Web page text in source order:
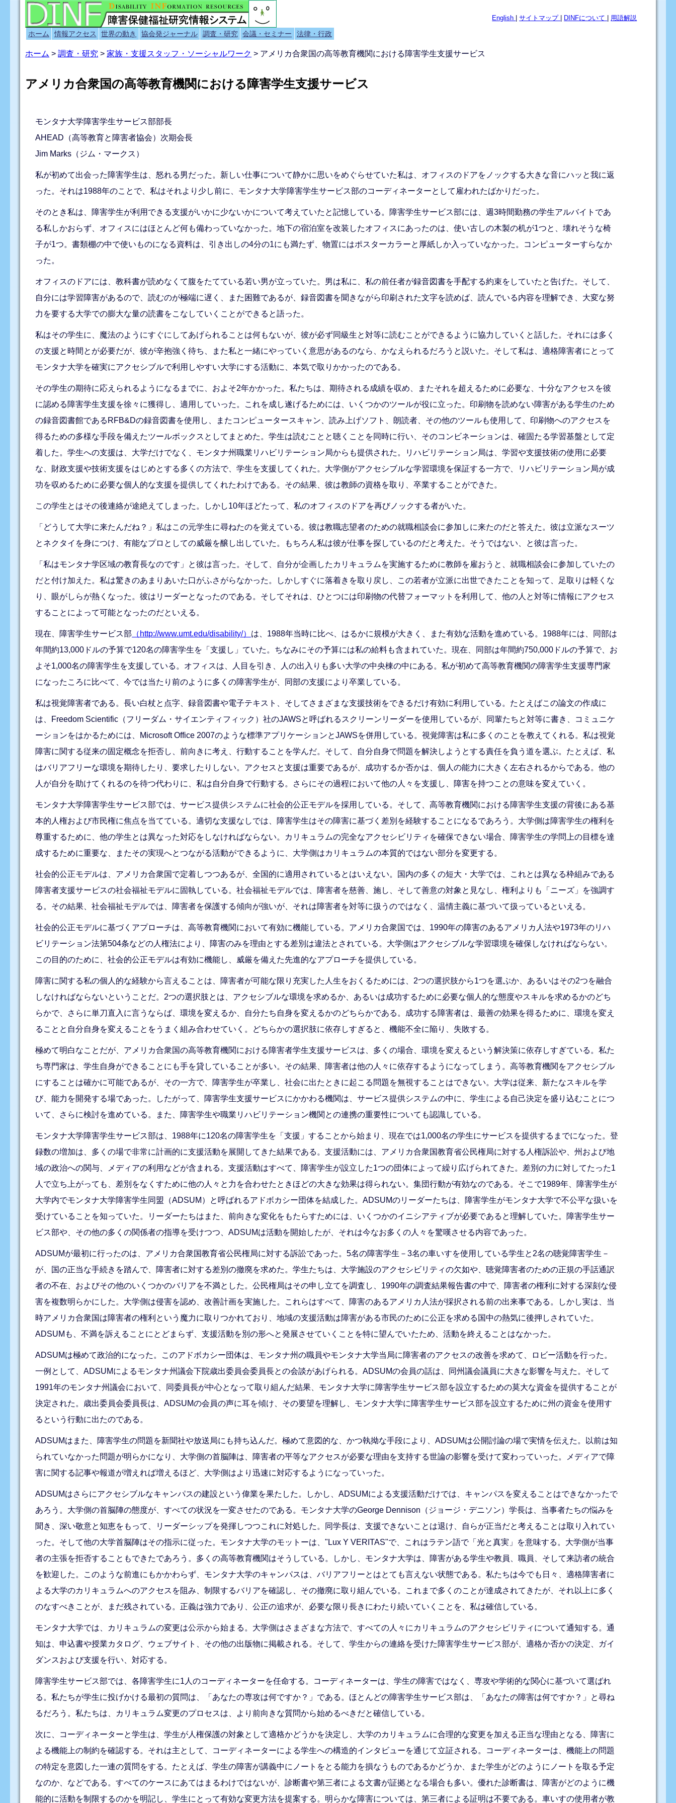
English |サイトマップ DINFについて 用語解説
ホーム 情報アクセス 世界の動き 協会発ジャーナル 調査・研究 会議・セミナー 法律・行政
ホーム >調査・研究 >家族・支援スタッフ・ソーシャルワーク > アメリカ合衆国の高等教育機関における障害学生支援サービス
アメリカ合衆国の高等教育機関における障害学生支援サービス
モンタナ大学障害学生サービス部部長
AHEAD（高等教育と障害者協会）次期会長
Jim Marks（ジム・マークス）
私が初めて出会った障害学生は、怒れる男だった。新しい仕事について静かに思いをめぐらせていた私は、オフィスのドアをノックする大きな音にハッと我に返
った。それは1988年のことで、私はそれより少し前に、モンタナ大学障害学生サービス部のコーディネーターとして雇われたばかりだった。
そのとき私は、障害学生が利用できる支援がいかに少ないかについて考えていたと記憶している。障害学生サービス部には、週3時間勤務の学生アルバイトであ
る私しかおらず、オフィスにはほとんど何も備わっていなかった。地下の宿泊室を改装したオフィスにあったのは、使い古しの木製の机が1つと、壊れそうな椅
子が1つ。書類棚の中で使いものになる資料は、引き出しの4分の1にも満たず、物置にはポスターカラーと厚紙しか入っていなかった。コンピューターすらなか
った。
オフィスのドアには、教科書が読めなくて腹をたてている若い男が立っていた。男は私に、私の前任者が録音図書を手配する約束をしていたと告げた。そして、
自分には学習障害があるので、読むのが極端に遅く、また困難であるが、録音図書を聞きながら印刷された文字を読めば、読んでいる内容を理解でき、大変な努
力を要する大学での膨大な量の読書をこなしていくことができると語った。
私はその学生に、魔法のようにすぐにしてあげられることは何もないが、彼が必ず同級生と対等に読むことができるように協力していくと話した。それには多く
の支援と時間とが必要だが、彼が辛抱強く待ち、また私と一緒にやっていく意思があるのなら、かなえられるだろうと説いた。そして私は、適格障害者にとって
モンタナ大学を確実にアクセシブルで利用しやすい大学にする活動に、本気で取りかかったのである。
その学生の期待に応えられるようになるまでに、およそ2年かかった。私たちは、期待される成績を収め、またそれを超えるために必要な、十分なアクセスを彼
に認める障害学生支援を徐々に獲得し、適用していった。これを成し遂げるためには、いくつかのツールが役に立った。印刷物を読めない障害がある学生のため
の録音図書館であるRFB&Dの録音図書を使用し、またコンピュータースキャン、読み上げソフト、朗読者、その他のツールも使用して、印刷物へのアクセスを
得るための多様な手段を備えたツールボックスとしてまとめた。学生は読むことと聴くことを同時に行い、そのコンビネーションは、確固たる学習基盤として定
着した。学生への支援は、大学だけでなく、モンタナ州職業リハビリテーション局からも提供された。リハビリテーション局は、学習や支援技術の使用に必要
な、財政支援や技術支援をはじめとする多くの方法で、学生を支援してくれた。大学側がアクセシブルな学習環境を保証する一方で、リハビリテーション局が成
功を収めるために必要な個人的な支援を提供してくれたわけである。その結果、彼は教師の資格を取り、卒業することができた。
この学生とはその後連絡が途絶えてしまった。しかし10年ほどたって、私のオフィスのドアを再びノックする者がいた。
「どうして大学に来たんだね？」私はこの元学生に尋ねたのを覚えている。彼は教職志望者のための就職相談会に参加しに来たのだと答えた。彼は立派なスーツ
とネクタイを身につけ、有能なプロとしての威厳を醸し出していた。もちろん私は彼が仕事を探しているのだと考えた。そうではない、と彼は言った。
「私はモンタナ学区域の教育長なのです」と彼は言った。そして、自分が企画したカリキュラムを実施するために教師を雇おうと、就職相談会に参加していたの
だと付け加えた。私は驚きのあまりあいた口がふさがらなかった。しかしすぐに落着きを取り戻し、この若者が立派に出世できたことを知って、足取りは軽くな
り、眼がしらが熱くなった。彼はリーダーとなったのである。そしてそれは、ひとつには印刷物の代替フォーマットを利用して、他の人と対等に情報にアクセス
することによって可能となったのだといえる。
現在、障害学生サービス部 （http://www.umt.edu/disability/） は、1988年当時に比べ、はるかに規模が大きく、また有効な活動を進めている。1988年には、同部は
年間約13,000ドルの予算で120名の障害学生を「支援し」ていた。ちなみにその予算には私の給料も含まれていた。現在、同部は年間約750,000ドルの予算で、お
よそ1,000名の障害学生を支援している。オフィスは、人目を引き、人の出入りも多い大学の中央棟の中にある。私が初めて高等教育機関の障害学生支援専門家
になったころに比べて、今では当たり前のように多くの障害学生が、同部の支援により卒業している。
私は視覚障害者である。長い白杖と点字、録音図書や電子テキスト、そしてさまざまな支援技術をできるだけ有効に利用している。たとえばこの論文の作成に
は、Freedom Scientific（フリーダム・サイエンティフィック）社のJAWSと呼ばれるスクリーンリーダーを使用しているが、同輩たちと対等に書き、コミュニケ
ーションをはかるためには、Microsoft Office 2007のような標準アプリケーションとJAWSを併用している。視覚障害は私に多くのことを教えてくれる。私は視覚
障害に関する従来の固定概念を拒否し、前向きに考え、行動することを学んだ。そして、自分自身で問題を解決しようとする責任を負う道を選ぶ。たとえば、私
はバリアフリーな環境を期待したり、要求したりしない。アクセスと支援は重要であるが、成功するか否かは、個人の能力に大きく左右されるからである。他の
人が自分を助けてくれるのを待つ代わりに、私は自分自身で行動する。さらにその過程において他の人々を支援し、障害を持つことの意味を変えていく。
モンタナ大学障害学生サービス部では、サービス提供システムに社会的公正モデルを採用している。そして、高等教育機関における障害学生支援の背後にある基
本的人権および市民権に焦点を当てている。適切な支援なしでは、障害学生はその障害に基づく差別を経験することになるであろう。大学側は障害学生の権利を
尊重するために、他の学生とは異なった対応をしなければならない。カリキュラムの完全なアクセシビリティを確保できない場合、障害学生の学問上の目標を達
成するために重要な、またその実現へとつながる活動ができるように、大学側はカリキュラムの本質的ではない部分を変更する。
社会的公正モデルは、アメリカ合衆国で定着しつつあるが、全国的に適用されているとはいえない。国内の多くの短大・大学では、これとは異なる枠組みである
障害者支援サービスの社会福祉モデルに固執している。社会福祉モデルでは、障害者を慈善、施し、そして善意の対象と見なし、権利よりも「ニーズ」を強調す
る。その結果、社会福祉モデルでは、障害者を保護する傾向が強いが、それは障害者を対等に扱うのではなく、温情主義に基づいて扱っているといえる。
社会的公正モデルに基づくアプローチは、高等教育機関において有効に機能している。アメリカ合衆国では、1990年の障害のあるアメリカ人法や1973年のリハ
ビリテーション法第504条などの人権法により、障害のみを理由とする差別は違法とされている。大学側はアクセシブルな学習環境を確保しなければならない。
この目的のために、社会的公正モデルは有効に機能し、威厳を備えた先進的なアプローチを提供している。
障害に関する私の個人的な経験から言えることは、障害者が可能な限り充実した人生をおくるためには、2つの選択肢から1つを選ぶか、あるいはその2つを融合
しなければならないということだ。2つの選択肢とは、アクセシブルな環境を求めるか、あるいは成功するために必要な個人的な態度やスキルを求めるかのどち
らかで、さらに単刀直入に言うならば、環境を変えるか、自分たち自身を変えるかのどちらかである。成功する障害者は、最善の効果を得るために、環境を変え
ることと自分自身を変えることをうまく組み合わせていく。どちらかの選択肢に依存しすぎると、機能不全に陥り、失敗する。
極めて明白なことだが、アメリカ合衆国の高等教育機関における障害者学生支援サービスは、多くの場合、環境を変えるという解決策に依存しすぎている。私た
ち専門家は、学生自身ができることにも手を貸していることが多い。その結果、障害者は他の人々に依存するようになってしまう。高等教育機関をアクセシブル
にすることは確かに可能であるが、その一方で、障害学生が卒業し、社会に出たときに起こる問題を無視することはできない。大学は従来、新たなスキルを学
び、能力を開発する場であった。したがって、障害学生支援サービスにかかわる機関は、サービス提供システムの中に、学生による自己決定を盛り込むことにつ
いて、さらに検討を進めている。また、障害学生や職業リハビリテーション機関との連携の重要性についても認識している。
モンタナ大学障害学生サービス部は、1988年に120名の障害学生を「支援」することから始まり、現在では1,000名の学生にサービスを提供するまでになった。登
録数の増加は、多くの場で非常に計画的に支援活動を展開してきた結果である。支援活動には、アメリカ合衆国教育省公民権局に対する人権訴訟や、州および地
域の政治への関与、メディアの利用などが含まれる。支援活動はすべて、障害学生が設立した1つの団体によって繰り広げられてきた。差別の力に対してたった1
人で立ち上がっても、差別をなくすために他の人々と力を合わせたときほどの大きな効果は得られない。集団行動が有効なのである。そこで1989年、障害学生が
大学内でモンタナ大学障害学生同盟（ADSUM）と呼ばれるアドボカシー団体を結成した。ADSUMのリーダーたちは、障害学生がモンタナ大学で不公平な扱いを
受けていることを知っていた。リーダーたちはまた、前向きな変化をもたらすためには、いくつかのイニシアティブが必要であると理解していた。障害学生サー
ビス部や、その他の多くの関係者の指導を受けつつ、ADSUMは活動を開始したが、それは今なお多くの人々を驚嘆させる内容であった。
ADSUMが最初に行ったのは、アメリカ合衆国教育省公民権局に対する訴訟であった。5名の障害学生－3名の車いすを使用している学生と2名の聴覚障害学生－
が、国の正当な手続きを踏んで、障害者に対する差別の撤廃を求めた。学生たちは、大学施設のアクセシビリティの欠如や、聴覚障害者のための正規の手話通訳
者の不在、およびその他のいくつかのバリアを不満とした。公民権局はその申し立てを調査し、1990年の調査結果報告書の中で、障害者の権利に対する深刻な侵
害を複数明らかにした。大学側は侵害を認め、改善計画を実施した。これらはすべて、障害のあるアメリカ人法が採択される前の出来事である。しかし実は、当
時アメリカ合衆国は障害者の権利という魔力に取りつかれており、地域の支援活動は障害がある市民のために公正を求める国中の熱気に後押しされていた。
ADSUMも、不満を訴えることにとどまらず、支援活動を別の形へと発展させていくことを特に望んでいたため、活動を終えることはなかった。
ADSUMは極めて政治的になった。このアドボカシー団体は、モンタナ州の職員やモンタナ大学当局に障害者のアクセスの改善を求めて、ロビー活動を行った。
一例として、ADSUMによるモンタナ州議会下院歳出委員会委員長との会談があげられる。ADSUMの会員の話は、同州議会議員に大きな影響を与えた。そして
1991年のモンタナ州議会において、同委員長が中心となって取り組んだ結果、モンタナ大学に障害学生サービス部を設立するための莫大な資金を提供することが
決定された。歳出委員会委員長は、ADSUMの会員の声に耳を傾け、その要望を理解し、モンタナ大学に障害学生サービス部を設立するために州の資金を使用す
るという行動に出たのである。
ADSUMはまた、障害学生の問題を新聞社や放送局にも持ち込んだ。極めて意図的な、かつ執拗な手段により、ADSUMは公開討論の場で実情を伝えた。以前は知
られていなかった問題が明らかになり、大学側の首脳陣は、障害者の平等なアクセスが必要な理由を支持する世論の影響を受けて変わっていった。メディアで障
害に関する記事や報道が増えれば増えるほど、大学側はより迅速に対応するようになっていった。
ADSUMはさらにアクセシブルなキャンパスの建設という偉業を果たした。しかし、ADSUMによる支援活動だけでは、キャンパスを変えることはできなかったで
あろう。大学側の首脳陣の態度が、すべての状況を一変させたのである。モンタナ大学のGeorge Dennison（ジョージ・デニソン）学長は、当事者たちの悩みを
聞き、深い敬意と知恵をもって、リーダーシップを発揮しつつこれに対処した。同学長は、支援できないことは退け、自らが正当だと考えることは取り入れてい
った。そして他の大学首脳陣はその指示に従った。モンタナ大学のモットーは、"Lux Y VERITAS"で、これはラテン語で「光と真実」を意味する。大学側が当事
者の主張を拒否することもできたであろう。多くの高等教育機関はそうしている。しかし、モンタナ大学は、障害がある学生や教員、職員、そして来訪者の統合
を歓迎した。このような前進にもかかわらず、モンタナ大学のキャンパスは、バリアフリーとはとても言えない状態である。私たちは今でも日々、適格障害者に
よる大学のカリキュラムへのアクセスを阻み、制限するバリアを確認し、その撤廃に取り組んでいる。これまで多くのことが達成されてきたが、それ以上に多く
のなすべきことが、まだ残されている。正義は強力であり、公正の追求が、必要な限り長きにわたり続いていくことを、私は確信している。
モンタナ大学では、カリキュラムの変更は公示から始まる。大学側はさまざまな方法で、すべての人々にカリキュラムのアクセシビリティについて通知する。通
知は、申込書や授業カタログ、ウェブサイト、その他の出版物に掲載される。そして、学生からの連絡を受けた障害学生サービス部が、適格か否かの決定、ガイ
ダンスおよび支援を行い、対応する。
障害学生サービス部では、各障害学生に1人のコーディネーターを任命する。コーディネーターは、学生の障害ではなく、専攻や学術的な関心に基づいて選ばれ
る。私たちが学生に投げかける最初の質問は、「あなたの専攻は何ですか？」である。ほとんどの障害学生サービス部は、「あなたの障害は何ですか？」と尋ね
るだろう。私たちは、カリキュラム変更のプロセスは、より前向きな質問から始めるべきだと確信している。
次に、コーディネーターと学生は、学生が人権保護の対象として適格かどうかを決定し、大学のカリキュラムに合理的な変更を加える正当な理由となる、障害に
よる機能上の制約を確認する。それは主として、コーディネーターによる学生への構造的インタビューを通じて立証される。コーディネーターは、機能上の問題
の特定を意図した一連の質問をする。たとえば、学生の障害が講義中にノートをとる能力を損なうものであるかどうか、また学生がどのようにノートを取る予定
なのか、などである。すべてのケースにあてはまるわけではないが、診断書や第三者による文書が証拠となる場合も多い。優れた診断書は、障害がどのように機
能的に活動を制限するのかを明記し、学生にとって有効な変更方法を提案する。明らかな障害については、第三者による証明は不要である。車いすの使用者が教